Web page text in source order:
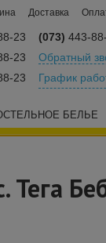
Доставка
23
23
23
(073) 443-
Обратный
График
БЕЛЬЕ
Тега